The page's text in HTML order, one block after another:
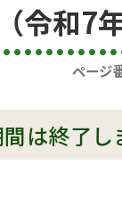
和7年
ページ
は終了し